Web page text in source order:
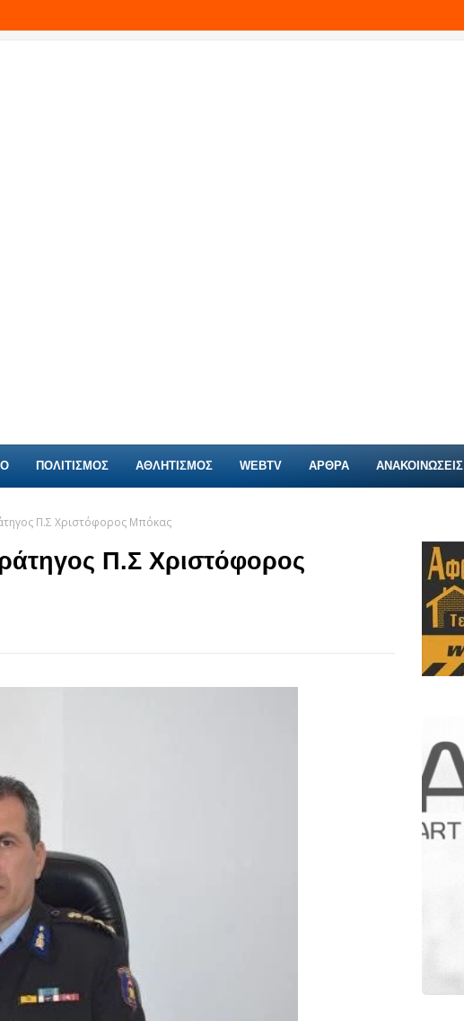
ΠΟΛΙΤΙΣΜΟΣ ΑΘΛΗΤΙΣΜΟΣ WEBTV ΑΡΘΡΑ ΑΝΑΚΟΙΝΩΣΕΙΣ
Π.Σ Χριστόφορος Μπόκας
Π.Σ Χριστόφορος